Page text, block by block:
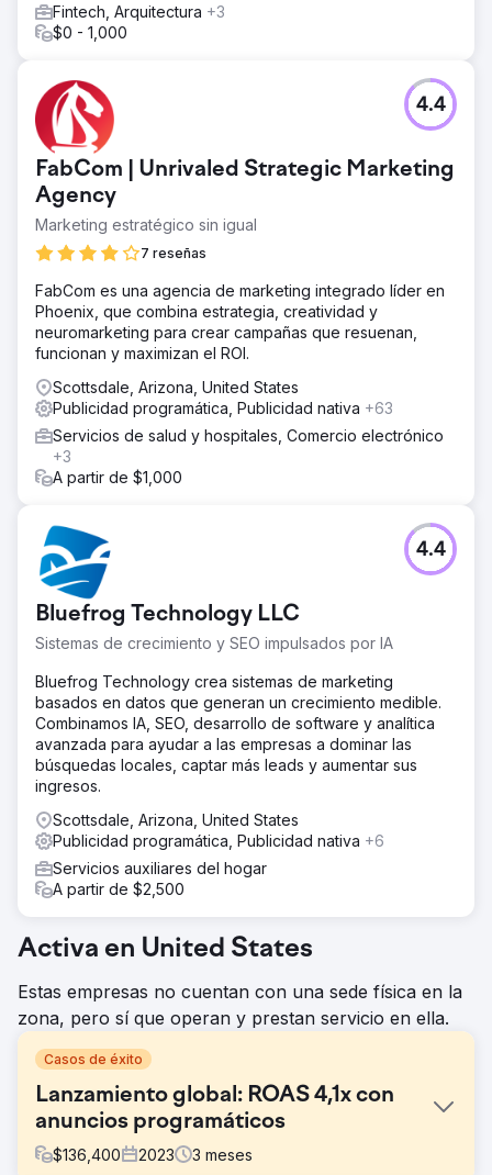
Fintech, Arquitectura +3
$0 - 1,000
FabCom | Unrivaled Strategic Marketing
Agency
Marketing estratégico sin igual
7 reseñas
4.4
FabCom es una agencia de marketing integrado líder en
Phoenix, que combina estrategia, creatividad y
neuromarketing para crear campañas que resuenan,
funcionan y maximizan el ROI.
Scottsdale, Arizona, United States
Publicidad programática, Publicidad nativa +63
Servicios de salud y hospitales, Comercio electrónico
+3
A partir de $1,000
Bluefrog Technology LLC
Sistemas de crecimiento y SEO impulsados por IA
4.4
Bluefrog Technology crea sistemas de marketing
basados en datos que generan un crecimiento medible.
Combinamos IA, SEO, desarrollo de software y analítica
avanzada para ayudar a las empresas a dominar las
búsquedas locales, captar más leads y aumentar sus
ingresos.
Scottsdale, Arizona, United States
Publicidad programática, Publicidad nativa +6
Servicios auxiliares del hogar
A partir de $2,500
Activa en United States
Estas empresas no cuentan con una sede física en la
zona, pero sí que operan y prestan servicio en ella.
Casos de éxito
Lanzamiento global: ROAS 4,1x con
anuncios programáticos
$136,400 2023 3 meses